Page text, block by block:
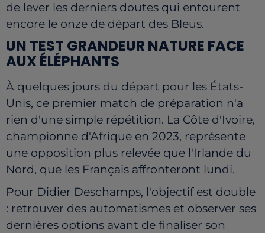
de lever les derniers doutes qui entourent
encore le onze de départ des Bleus.
UN TEST GRANDEUR NATURE FACE
AUX ÉLÉPHANTS
À quelques jours du départ pour les États-
Unis, ce premier match de préparation n'a
rien d'une simple répétition. La Côte d'Ivoire,
championne d'Afrique en 2023, représente
une opposition plus relevée que l'Irlande du
Nord, que les Français affronteront lundi.
Pour Didier Deschamps, l'objectif est double
: retrouver des automatismes et observer ses
dernières options avant de finaliser son